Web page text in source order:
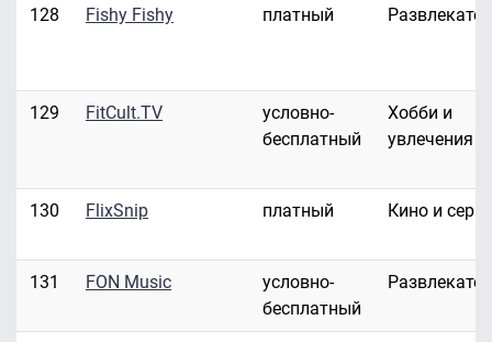
128 Fishy Fishy платный
129 FitCult.TV
условно-
бесплатный
Хобби и
увлечения
130 FlixSnip платный Кино и
131 FON Music
условно-
бесплатный